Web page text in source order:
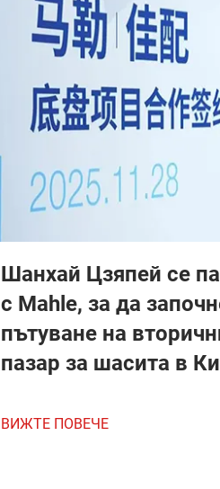
Шанхай Цзяпей се
с Mahle, за да
пътуване на
пазар за шасита в
ВИЖТЕ ПОВЕЧЕ